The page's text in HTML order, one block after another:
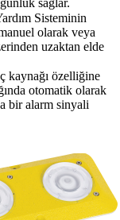
Sisteminin
olarak veya
uzaktan elde
kaynağı özelliğine
otomatik olarak
bir alarm sinyali